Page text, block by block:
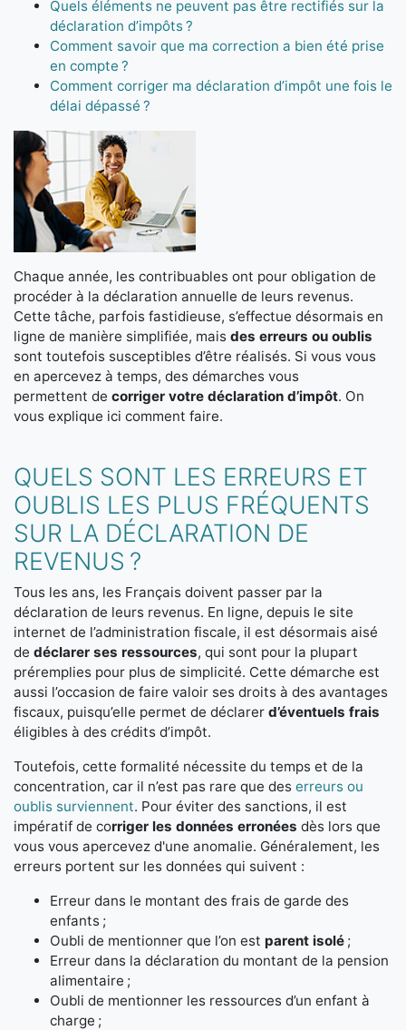
Quels éléments ne peuvent pas être rectifiés sur la
déclaration d’impôts ?
Comment savoir que ma correction a bien été prise
en compte ?
Comment corriger ma déclaration d’impôt une fois le
délai dépassé ?
Chaque année, les contribuables ont pour obligation de
procéder à la déclaration annuelle de leurs revenus.
Cette tâche, parfois fastidieuse, s’effectue désormais en
ligne de manière simplifiée, mais des erreurs ou oublis
sont toutefois susceptibles d’être réalisés. Si vous vous
en apercevez à temps, des démarches vous
permettent de corriger votre déclaration d’impôt. On
vous explique ici comment faire.
QUELS SONT LES ERREURS ET
OUBLIS LES PLUS FRÉQUENTS
SUR LA DÉCLARATION DE
REVENUS ?
Tous les ans, les Français doivent passer par la
déclaration de leurs revenus. En ligne, depuis le site
internet de l’administration fiscale, il est désormais aisé
de déclarer ses ressources, qui sont pour la plupart
préremplies pour plus de simplicité. Cette démarche est
aussi l’occasion de faire valoir ses droits à des avantages
fiscaux, puisqu’elle permet de déclarer d’éventuels frais
éligibles à des crédits d’impôt.
Toutefois, cette formalité nécessite du temps et de la
concentration, car il n’est pas rare que des erreurs ou
oublis surviennent. Pour éviter des sanctions, il est
impératif de corriger les données erronées dès lors que
vous vous apercevez d'une anomalie. Généralement, les
erreurs portent sur les données qui suivent :
Erreur dans le montant des frais de garde des
enfants ;
Oubli de mentionner que l’on est parent isolé ;
Erreur dans la déclaration du montant de la pension
alimentaire ;
Oubli de mentionner les ressources d’un enfant à
charge ;